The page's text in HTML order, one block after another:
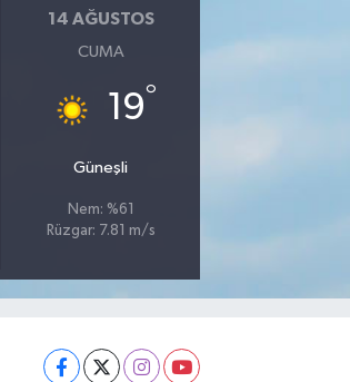
14 AĞUSTOS
CUMA
19°
Güneşli
Nem: %61
Rüzgar: 7.81 m/s